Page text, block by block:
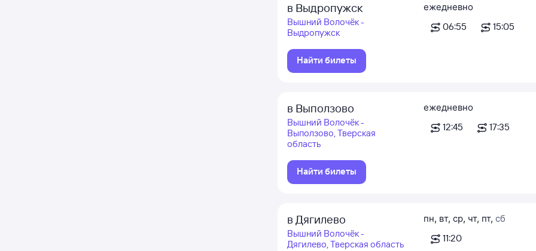
в Выдропужск
Вышний Волочёк -
Выдропужск
Найти билеты
ежедневно
06:55
15:05
в Выползово
Вышний Волочёк -
Выползово, Тверская
область
Найти билеты
ежедневно
12:45
17:35
в Дягилево
Вышний Волочёк -
Дягилево, Тверская область
пн, вт, ср, чт, пт, сб
11:20